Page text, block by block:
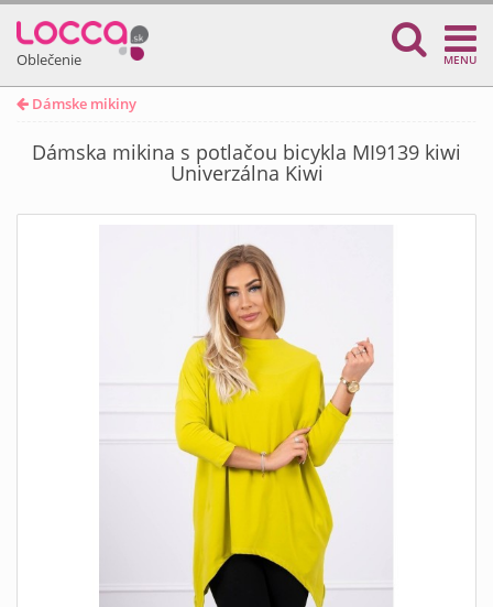
Oblečenie MENU
Dámske mikiny
Dámska mikina s potlačou bicykla MI9139 kiwi
Univerzálna Kiwi